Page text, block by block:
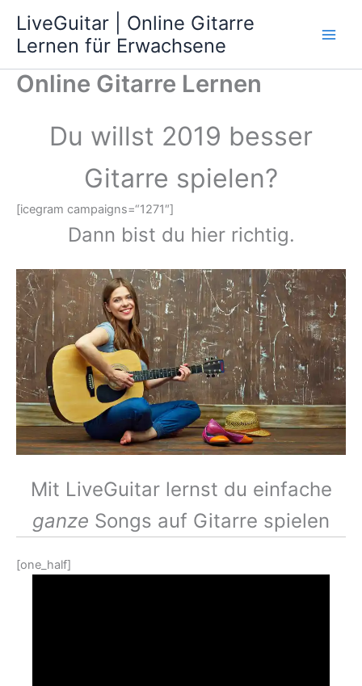
Inhalt
springen
LiveGuitar | Online Gitarre
Lernen für Erwachsene
Online Gitarre Lernen
Du willst 2019 besser
Gitarre spielen?
[icegram campaigns=“1271″]
Dann bist du hier richtig.
Mit LiveGuitar lernst du einfache
ganze Songs auf Gitarre spielen
[one_half]